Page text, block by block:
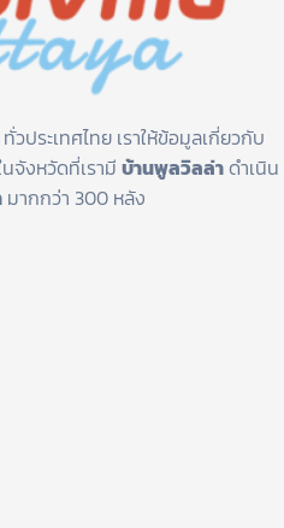
ทั่วประเทศไทย เราให้ข้อมูลเกี่ยวกับ
นจังหวัดที่เรามี บ้านพูลวิลล่าดำเนิน
มากกว่า 300 หลัง